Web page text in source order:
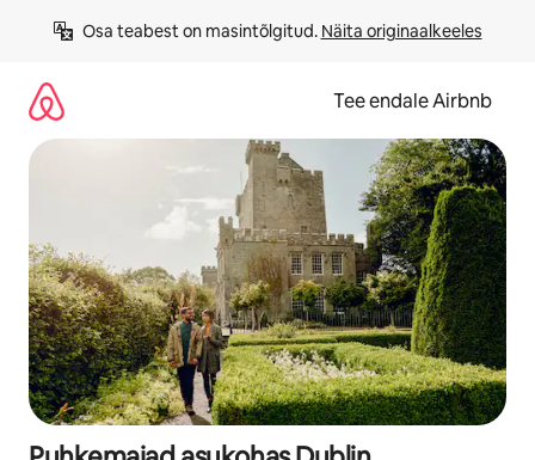
Osa teabest on masintõlgitud. Näita originaalkeeles
Tee endale Airbnb